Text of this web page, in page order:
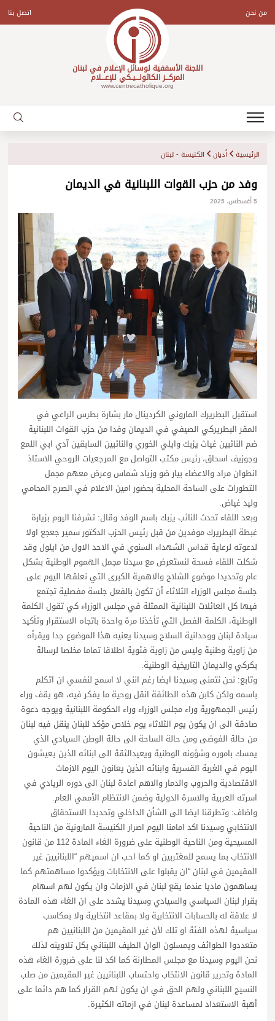
contentمن نحن اتصل بنا
اللجنة الأسقفية لوسائل الإعلام في لبنان
المركـــز الكاثولـــيـكي للإعـــلام
www.centrecatholique.org
الرئيسية أديان الكنيسة - لبنان
وفد من حزب القوات اللبنانية في الديمان
5 أغسطس، 2025
استقبل البطريرك الماروني الكردينال مار بشارة بطرس الراعي في
المقر البطريركي الصيفي في الديمان وفدا من حزب القوات اللبنانية
ضم النائبين غياث يزبك وايلي الخوري والنائبين السابقين آدي ابي اللمع
وجوزيف اسحاق، رئيس مكتب التواصل مع المرجعيات الروحي الاستاذ
انطوان مراد والاعضاء بيار ضو وزياد شماس وعرض معهم مجمل
التطورات على الساحة المحلية بحضور امين الاعلام في الصرح المحامي
وليد غياض.
وبعد اللقاء تحدث النائب يزبك باسم الوفد وقال: تشرفنا اليوم بزيارة
غبطة البطريرك موفدين من قبل رئيس الحزب الدكتور سمير جعجع اولا
لدعوته لرعاية قداس الشهداء السنوي في الاحد الاول من ايلول وقد
شكلت اللقاء فسحة لنستعرض مع سيدنا مجمل الهموم الوطنية بشكل
عام وتحديدا موضوع الشلاح والاهمية الكبرى التي نعلقها اليوم على
جلسة مجلس الوزراء الثلاثاء أن تكون بالفعل جلسة مفصلية تجتمع
فيها كل العائلات اللبنانية الممثلة في مجلس الوزراء كي تقول الكلمة
الوطنية، الكلمة الفصل التي تأخذنا مرة واحدة باتجاه الاستقرار وتأكيد
سيادة لبنان ووحدانية السلاح وسيدنا يعنيه هذا الموضوع جدا ويقرأه
من زاوية وطنية وليس من زاوية فئوية اطلاقا تماما مخلصا لرسالة
بكركي والديمان التاريخية الوطنية.
وتابع: نحن نتمنى وسيدنا ايضا رغم انني لا اسمح لنفسي ان اتكلم
باسمه ولكن كابن هذه الطائفة انقل روحية ما يفكر فيه، هو يقف وراء
رئيس الجمهورية وراء مجلس الوزراء وراء الحكومة اللبنانية ويوجه دعوة
صادقة الى ان يكون يوم الثلاثاء يوم خلاص مؤكد للبنان ينقل فيه لبنان
من حالة الفوضى ومن حالة الساحة الى حالة الوطن السيادي الذي
يمسك باموره وشؤونه الوطنية ويعيدالثقة الى ابنائه الذين يعيشون
اليوم في الغربة القسرية وابنائه الذين يعانون اليوم الازمات
الاقتصادية والحروب والدمار والاهم اعادة لبنان الى دوره الريادي في
اسرته العربية والاسرة الدولية وضمن الانتظام الأممي العام.
واضاف: وتطرقنا ايضا الى الشأن الداخلي وتحديدا الاستحقاق
الانتخابي وسيدنا اكد امامنا اليوم اصرار الكنيسة المارونية من الناحية
المسيحية ومن الناحية الوطنية على ضرورة الغاء المادة 112 من قانون
الانتخاب بما يسمح للمغتربين او كما احب ان اسميهم “اللبنانيين غير
المقيمين في لبنان “ان يقبلوا على الانتخابات ويؤكدوا مساهمتهم كما
يساهمون ماديا عندما يقع لبنان في الازمات وان يكون لهم اسهام
بقرار لبنان السياسي والسيادي وسيدنا يشدد على ان الغاء هذه المادة
لا علاقة له بالحسابات الانتخابية ولا بمقاعد انتخابية ولا بمكاسب
سياسية لهذه الفئة او تلك لأن غير المقيمين من اللبنانيين هم
متعددوا الطوائف ويمسلون الوان الطيف اللبناني بكل تلاوينه لذلك
نحن اليوم وسيدنا مع مجلس المطارنة كما اكد لنا على ضرورة الغاء هذه
المادة وتحرير قانون الانتخاب واحتساب اللبنانيين غير المقيمين من صلب
النسيج اللبناني ولهم الحق في ان يكون لهم القرار كما هم دائما على
أهبة الاستعداد لمساعدة لبنان في ازماته الكثيرة.